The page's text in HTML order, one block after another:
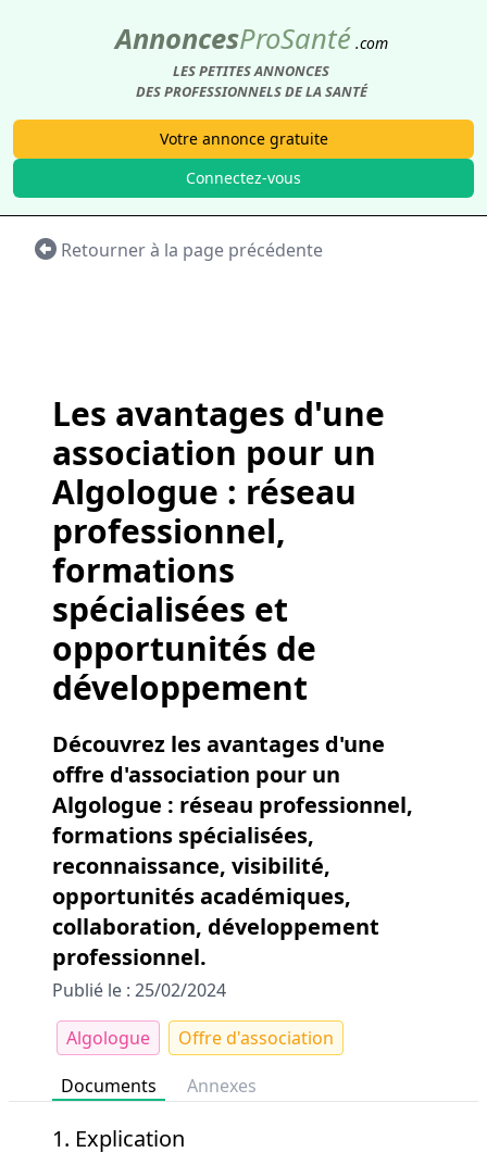
AnnoncesProSanté .com
LES PETITES ANNONCES
DES PROFESSIONNELS DE LA SANTÉ
Votre annonce gratuite
Connectez-vous
Retourner à la page précédente
Les avantages d'une
association pour un
Algologue : réseau
professionnel,
formations
spécialisées et
opportunités de
développement
Découvrez les avantages d'une
offre d'association pour un
Algologue : réseau professionnel,
formations spécialisées,
reconnaissance, visibilité,
opportunités académiques,
collaboration, développement
professionnel.
Publié le : 25/02/2024
Algologue
Offre d'association
Documents
Annexes
1. Explication